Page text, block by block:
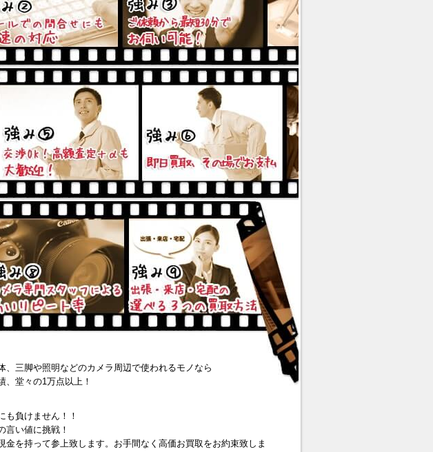
三脚や照明などのカメラ周辺で使われるモノなら
、堂々の1万点以上！
も負けません！！
言い値に挑戦！
を持って参上致します。お手間なく高価お買取をお約束致しま